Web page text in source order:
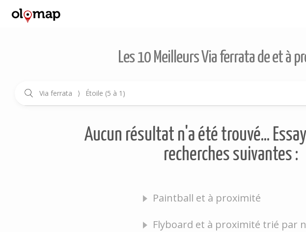
Les 10 Meilleurs Via ferrata de et à
Via ferrata ⟩ Étoile (5 à 1)
Aucun résultat n'a été trouvé...
recherches suivantes :
Paintball et à proximité
Flyboard et à proximité trié par